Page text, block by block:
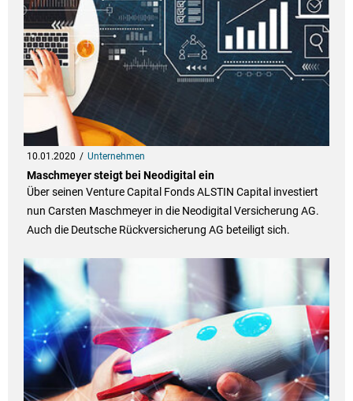
10.01.2020 Unternehmen
Maschmeyer steigt bei Neodigital ein
Über seinen Venture Capital Fonds ALSTIN Capital investiert
nun Carsten Maschmeyer in die Neodigital Versicherung AG.
Auch die Deutsche Rückversicherung AG beteiligt sich.